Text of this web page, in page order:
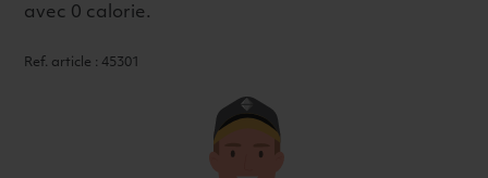
avec 0 calorie.
Ref. article : 45301